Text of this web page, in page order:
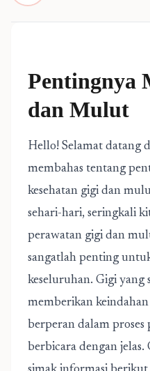
Pentingnya
dan Mulut
Hello! Selamat datang
membahas tentang
kesehatan gigi dan
sehari-hari, seringkali
perawatan gigi dan
sangatlah penting
keseluruhan. Gigi yang
memberikan
berperan dalam proses
berbicara dengan